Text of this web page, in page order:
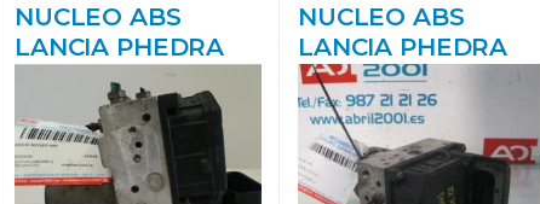
NUCLEO ABS
LANCIA PHEDRA
(180)(2002->) 2.2
JTD (179AXC1A)
4HW(DW12ATED4)
0265225165
265225165 GRIS
NUCLEO ABS
LANCIA PHEDRA
(180)(2002->) 2.0
JTD (179AXB1A)
RHW(DW10ATED4)
NEGRA
MODULADOR